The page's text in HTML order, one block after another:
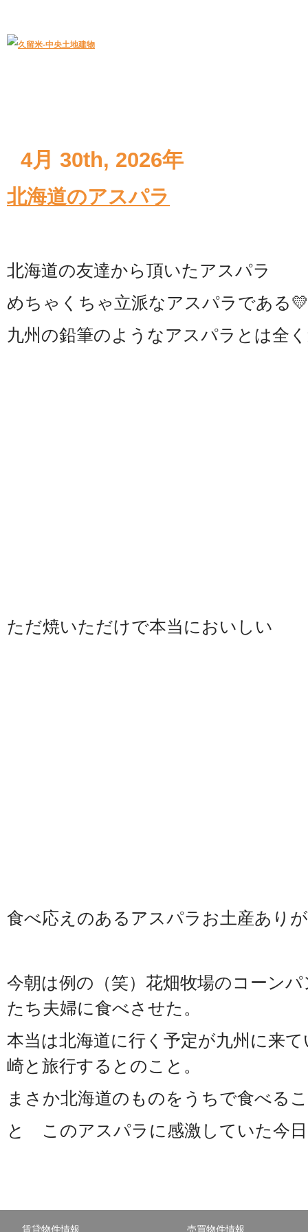
4月 30th, 2026年
北海道のアスパラ
北海道の友達から頂いたアスパラ
めちゃくちゃ立派なアスパラである💛
九州の鉛筆のようなアスパラとは全
ただ焼いただけで本当においしい
食べ応えのあるアスパラお土産あり
今朝は例の（笑）花畑牧場のコーン
たち夫婦に食べさせた。
本当は北海道に行く予定が九州に来
崎と旅行するとのこと。
まさか北海道のものをうちで食べる
と このアスパラに感激していた今
賃貸物件情報 売買物件情報